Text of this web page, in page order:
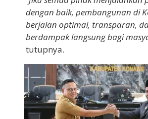
dengan baik, pembangunan di
berjalan optimal, transparan,
berdampak langsung bagi
tutupnya.